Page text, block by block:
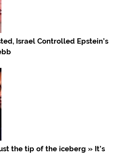
Israel Controlled Epstein’s
the tip of the iceberg » It’s